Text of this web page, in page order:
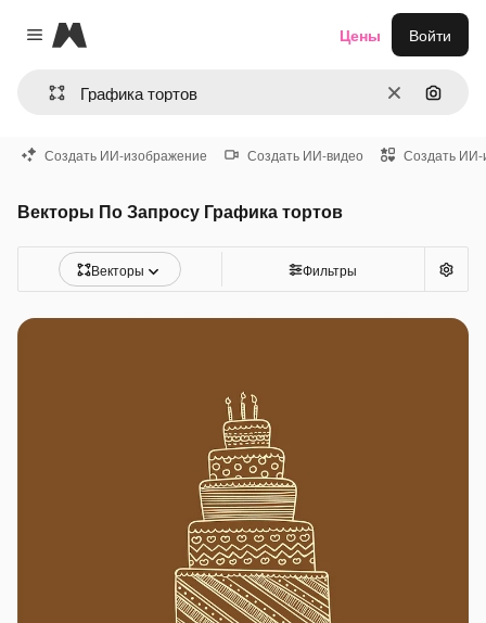
Close menu
Magnific
ОчиститьПоиск
Цены Войти
Создать ИИ-изображение Создать ИИ-видео Создать ИИ-
Векторы По Запросу Графика тортов
Векторы Фильтры